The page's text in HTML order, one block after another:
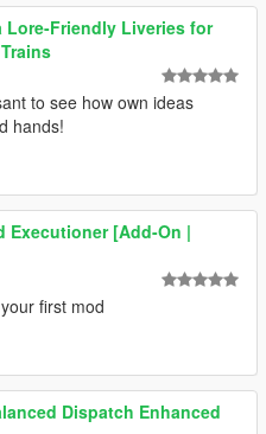
Lore-Friendly Liveries for
to see how own ideas
hands!
Executioner [Add-On |
first mod
Dispatch Enhanced